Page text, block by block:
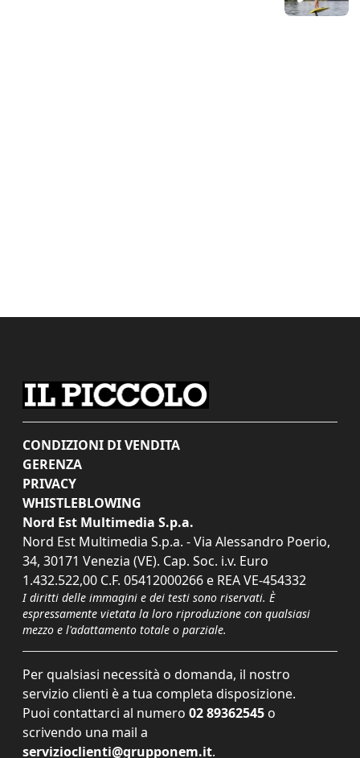
CONDIZIONI DI VENDITA
GERENZA
PRIVACY
WHISTLEBLOWING
Nord Est Multimedia S.p.a.
Nord Est Multimedia S.p.a. - Via Alessandro Poerio,
34, 30171 Venezia (VE). Cap. Soc. i.v. Euro
1.432.522,00 C.F. 05412000266 e REA VE-454332
I diritti delle immagini e dei testi sono riservati. È
espressamente vietata la loro riproduzione con qualsiasi
mezzo e l'adattamento totale o parziale.
Per qualsiasi necessità o domanda, il nostro
servizio clienti è a tua completa disposizione.
Puoi contattarci al numero 02 89362545 o
scrivendo una mail a
servizioclienti@grupponem.it.